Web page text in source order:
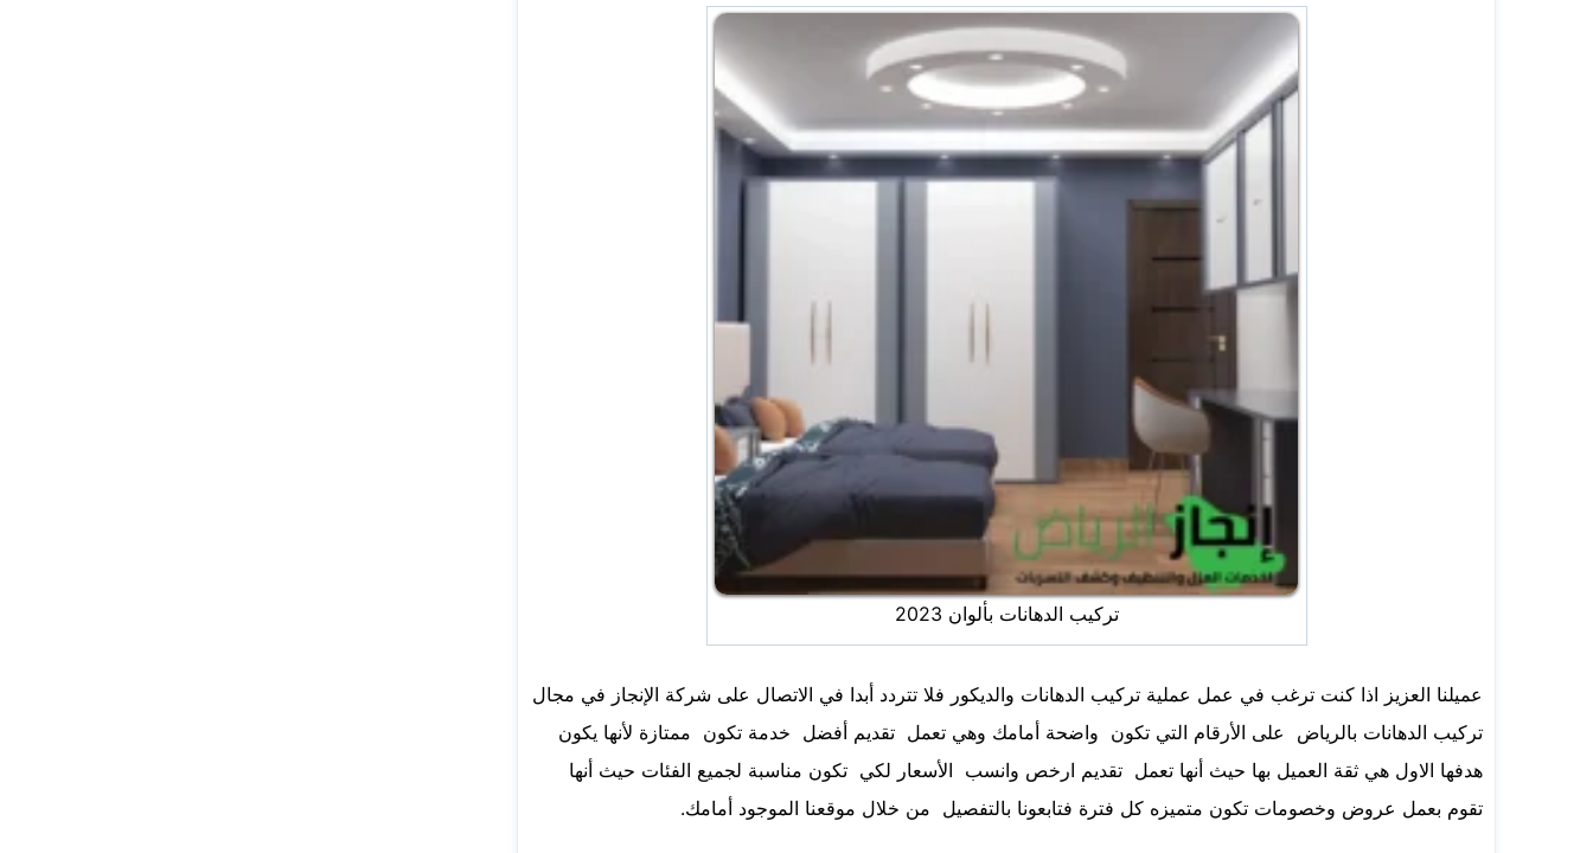
تركيب الدهانات بألوان 2023
عميلنا العزيز اذا كنت ترغب في عمل عملية تركيب الدهانات والديكور فلا تتردد أبدا في الاتصال على شركة الإنجاز في مجال
تركيب الدهانات بالرياض على الأرقام التي تكون واضحة أمامك وهي تعمل تقديم أفضل خدمة تكون ممتازة لأنها يكون
هدفها الاول هي ثقة العميل بها حيث أنها تعمل تقديم ارخص وانسب الأسعار لكي تكون مناسبة لجميع الفئات حيث أنها
تقوم بعمل عروض وخصومات تكون متميزه كل فترة فتابعونا بالتفصيل من خلال موقعنا الموجود أمامك.